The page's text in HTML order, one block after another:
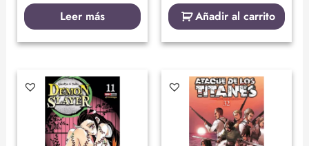
Leer más Añadir al carrito